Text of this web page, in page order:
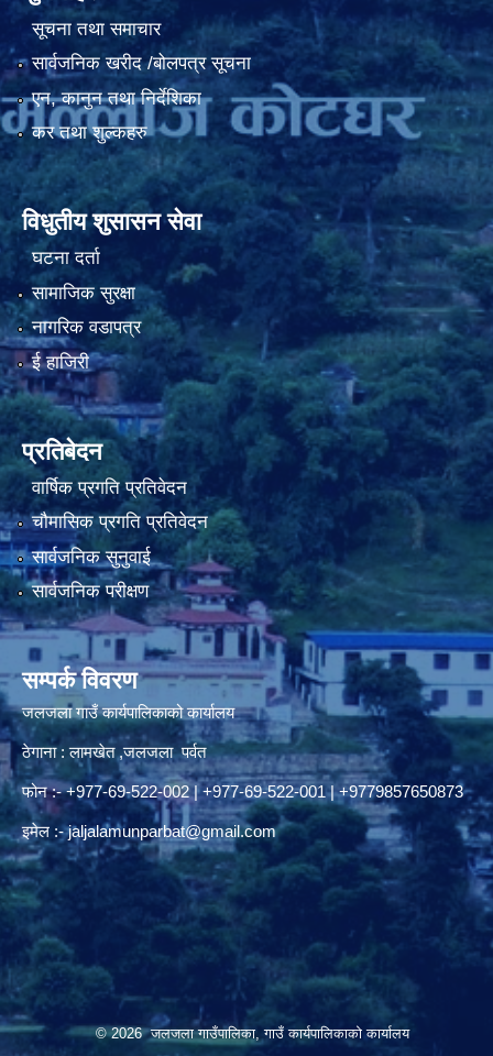
नियमित खाेप केन्द्र विवरण
सूचना तथा समाचार
सार्वजनिक खरीद /बोलपत्र सूचना
एन, कानुन तथा निर्देशिका
कर तथा शुल्कहरु
विधुतीय शुसासन सेवा
घटना दर्ता
सामाजिक सुरक्षा
नागरिक वडापत्र
ई हाजिरी
प्रतिबेदन
वार्षिक प्रगति प्रतिवेदन
चौमासिक प्रगति प्रतिवेदन
सार्वजनिक सुनुवाई
सार्वजनिक परीक्षण
सम्पर्क विवरण
जलजला गाउँ कार्यपालिकाको कार्यालय
ठेगाना : लामखेत ,जलजला पर्वत
फोन :- +977-69-522-002 | +977-69-522-001 | +9779857650873
इमेल :-jaljalamunparbat@gmail.com
© 2026 जलजला गाउँपालिका, गाउँ कार्यपालिकाको कार्यालय